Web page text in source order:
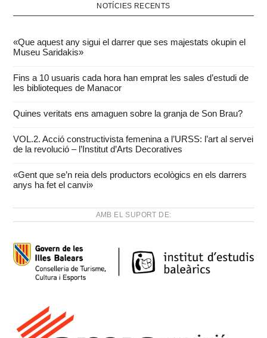
NOTÍCIES RECENTS
«Que aquest any sigui el darrer que ses majestats okupin el
Museu Saridakis»
Fins a 10 usuaris cada hora han emprat les sales d’estudi de
les biblioteques de Manacor
Quines veritats ens amaguen sobre la granja de Son Brau?
VOL.2. Acció constructivista femenina a l’URSS: l’art al servei
de la revolució – l’Institut d’Arts Decoratives
«Gent que se’n reia dels productors ecològics en els darrers
anys ha fet el canvi»
AMB EL SUPORT DE: